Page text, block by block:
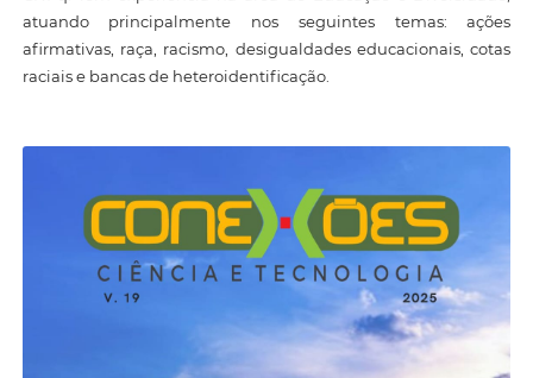
atuando principalmente nos seguintes temas: ações
afirmativas, raça, racismo, desigualdades educacionais, cotas
raciais e bancas de heteroidentificação.